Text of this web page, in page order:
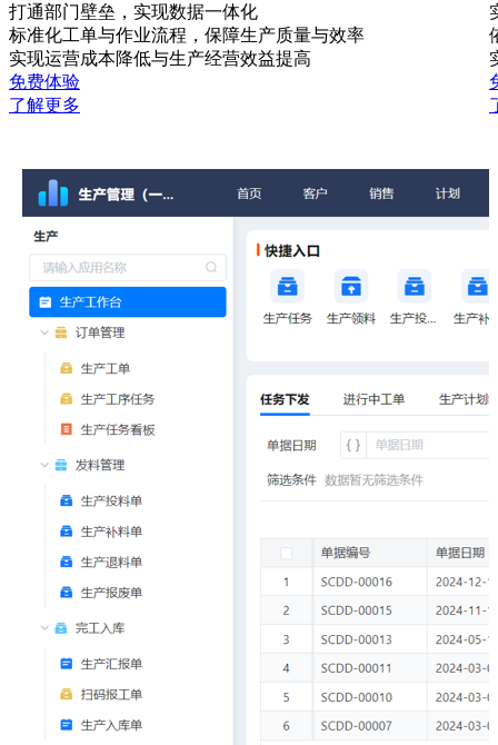
打通部门壁垒，实现数据一体化
标准化工单与作业流程，保障生产质量与效率
实现运营成本降低与生产经营效益提高
免费体验
了解更多